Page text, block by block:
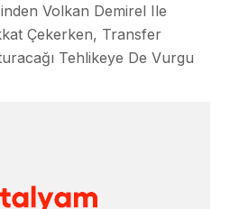
Volkan Demirel Ile
Çekerken, Transfer
Tehlikeye De Vurgu